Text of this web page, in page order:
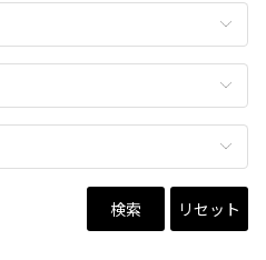
検索 リセット